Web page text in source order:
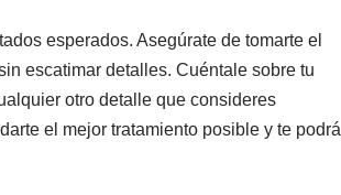
esperados. Asegúrate de tomarte el
escatimar detalles. Cuéntale sobre tu
otro detalle que consideres
el mejor tratamiento posible y te podrá